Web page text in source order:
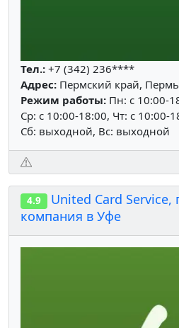
Тел.: +7 (342) 236****
Адрес: Пермский край,
Режим работы: Пн: c 10:00-
Ср: c 10:00-18:00, Чт: c 10:00-
Сб: выходной, Вс: выходной
4.9
United Card Service,
компания в Уфе